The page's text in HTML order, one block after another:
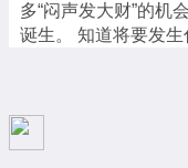
多“闷声发大财”的机
诞生。 知道将要发生